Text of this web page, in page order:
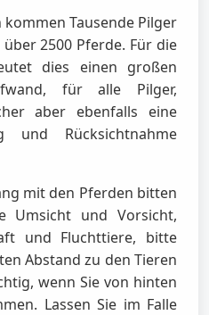
Tausende Pilger
2500 Pferde. Für die
dies einen großen
für alle Pilger,
aber ebenfalls eine
und Rücksichtnahme
mit den Pferden bitten
Umsicht und Vorsicht,
und Fluchttiere, bitte
Abstand zu den Tieren
wenn Sie von hinten
Lassen Sie im Falle